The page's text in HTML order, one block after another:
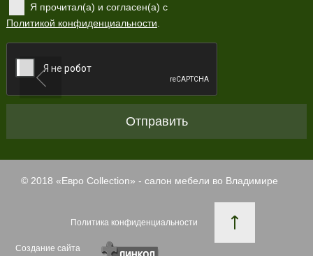
Я прочитал(а) и согласен(а) с
Политикой конфиденциальности
Отправить
© 2018 «Евро Collection» - салон мебели во Владимире
Политика конфиденциальности
Создание сайта